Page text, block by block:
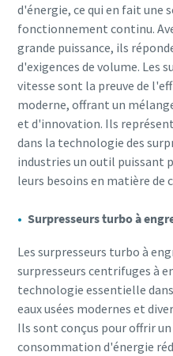
d'énergie, ce qui en fait une
fonctionnement continu.
grande puissance, ils
d'exigences de volume. Les
vitesse sont la preuve de
moderne, offrant un
et d'innovation. Ils
dans la technologie des
industries un outil puissant
leurs besoins en matière de
Surpresseurs turbo à
Les surpresseurs turbo à
surpresseurs centrifuges à
technologie essentielle
eaux usées modernes et
Ils sont conçus pour offrir
consommation d'énergie